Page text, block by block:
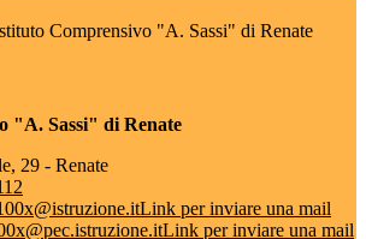
Comprensivo "A. Sassi" di Renate
"A. Sassi" di Renate
29 - Renate
Link per inviare una mail
Link per inviare una mail